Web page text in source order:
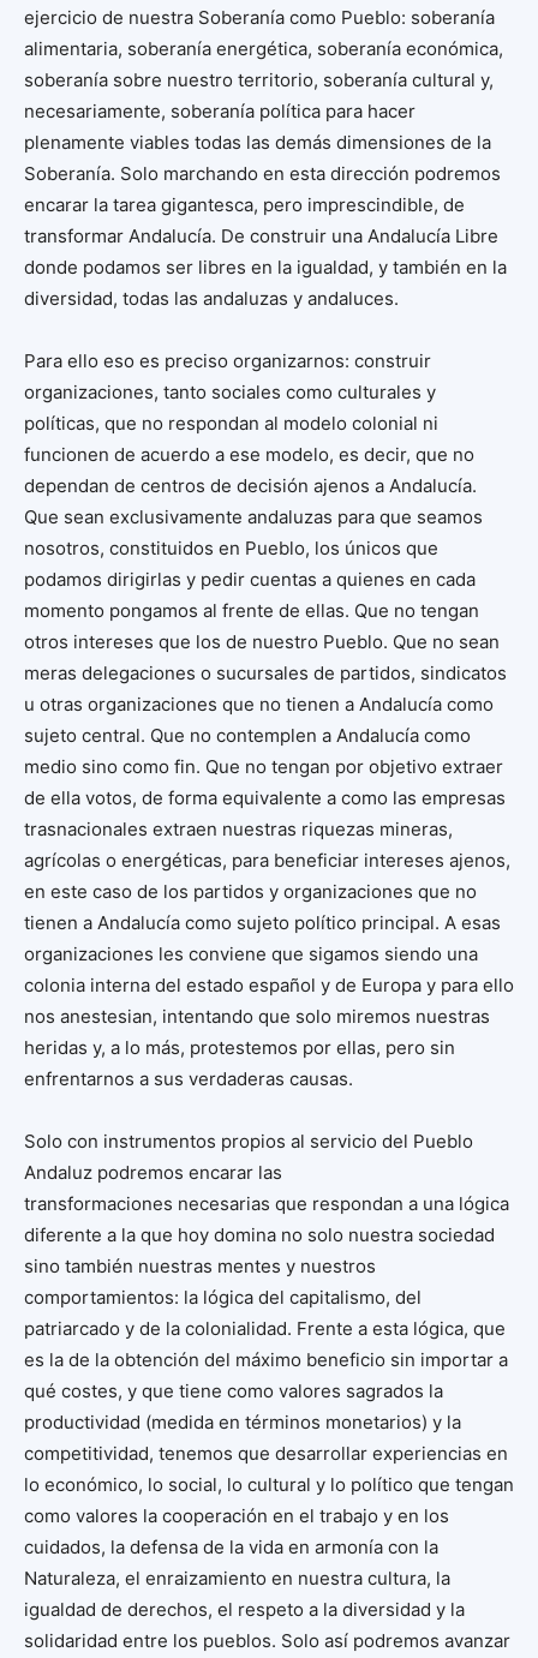
ejercicio de nuestra Soberanía como Pueblo: soberanía
alimentaria, soberanía energética, soberanía económica,
soberanía sobre nuestro territorio, soberanía cultural y,
necesariamente, soberanía política para hacer
plenamente viables todas las demás dimensiones de la
Soberanía. Solo marchando en esta dirección podremos
encarar la tarea gigantesca, pero imprescindible, de
transformar Andalucía. De construir una Andalucía Libre
donde podamos ser libres en la igualdad, y también en la
diversidad, todas las andaluzas y andaluces.
Para ello eso es preciso organizarnos: construir
organizaciones, tanto sociales como culturales y
políticas, que no respondan al modelo colonial ni
funcionen de acuerdo a ese modelo, es decir, que no
dependan de centros de decisión ajenos a Andalucía.
Que sean exclusivamente andaluzas para que seamos
nosotros, constituidos en Pueblo, los únicos que
podamos dirigirlas y pedir cuentas a quienes en cada
momento pongamos al frente de ellas. Que no tengan
otros intereses que los de nuestro Pueblo. Que no sean
meras delegaciones o sucursales de partidos, sindicatos
u otras organizaciones que no tienen a Andalucía como
sujeto central. Que no contemplen a Andalucía como
medio sino como fin. Que no tengan por objetivo extraer
de ella votos, de forma equivalente a como las empresas
trasnacionales extraen nuestras riquezas mineras,
agrícolas o energéticas, para beneficiar intereses ajenos,
en este caso de los partidos y organizaciones que no
tienen a Andalucía como sujeto político principal. A esas
organizaciones les conviene que sigamos siendo una
colonia interna del estado español y de Europa y para ello
nos anestesian, intentando que solo miremos nuestras
heridas y, a lo más, protestemos por ellas, pero sin
enfrentarnos a sus verdaderas causas.
Solo con instrumentos propios al servicio del Pueblo
Andaluz podremos encarar las
transformaciones necesarias que respondan a una lógica
diferente a la que hoy domina no solo nuestra sociedad
sino también nuestras mentes y nuestros
comportamientos: la lógica del capitalismo, del
patriarcado y de la colonialidad. Frente a esta lógica, que
es la de la obtención del máximo beneficio sin importar a
qué costes, y que tiene como valores sagrados la
productividad (medida en términos monetarios) y la
competitividad, tenemos que desarrollar experiencias en
lo económico, lo social, lo cultural y lo político que tengan
como valores la cooperación en el trabajo y en los
cuidados, la defensa de la vida en armonía con la
Naturaleza, el enraizamiento en nuestra cultura, la
igualdad de derechos, el respeto a la diversidad y la
solidaridad entre los pueblos. Solo así podremos avanzar